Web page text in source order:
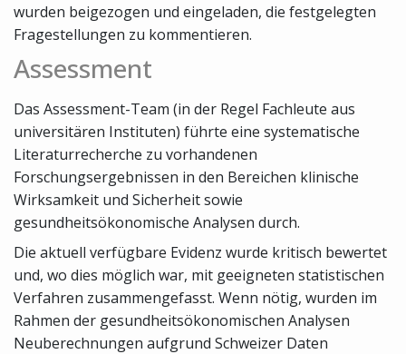
wurden beigezogen und eingeladen, die festgelegten
Fragestellungen zu kommentieren.
Assessment
Das Assessment-Team (in der Regel Fachleute aus
universitären Instituten) führte eine systematische
Literaturrecherche zu vorhandenen
Forschungsergebnissen in den Bereichen klinische
Wirksamkeit und Sicherheit sowie
gesundheitsökonomische Analysen durch.
Die aktuell verfügbare Evidenz wurde kritisch bewertet
und, wo dies möglich war, mit geeigneten statistischen
Verfahren zusammengefasst. Wenn nötig, wurden im
Rahmen der gesundheitsökonomischen Analysen
Neuberechnungen aufgrund Schweizer Daten